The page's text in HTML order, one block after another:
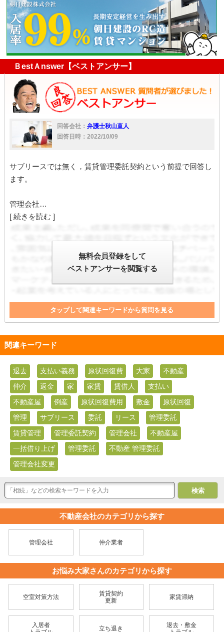
返金
家 不動産屋
倒産
原状回復費用
敷金 原状回復
ＢestＡnswer【ベストアンサー】
回答会社： 弁護士秋山直人
回答日時：2022/10/09
サブリースでは無く，賃貸管理委託契約という前提で回答し
ます。
管理会社…
[ 続きを読む ]
無料会員登録をして
ベストアンサーを閲覧する
タップして関連キーワードから質問を見る
管理 サブリース 委託 家 家賃 賃借人
リース
管理委託
倒産 賃貸管理 管理委託契約
敷金
管理会社
関連キーワード
退去 支払い義務 原状回復費 大家
不動産
仲介
返金 家 家賃 賃借人
支払い
不動産屋
倒産 原状回復費用 敷金
原状回復
管理
サブリース 委託 リース
管理委託
賃貸管理
管理委託契約 管理会社
不動産屋
一括借り上げ
管理委託
不動産 管理委託
管理会社変更
不動産会社のカテゴリから探す
管理会社 仲介業者
お悩み大家さんのカテゴリから探す
空室対策方法
賃貸契約
更新
家賃滞納
入居者
立ち退き
退去・敷金